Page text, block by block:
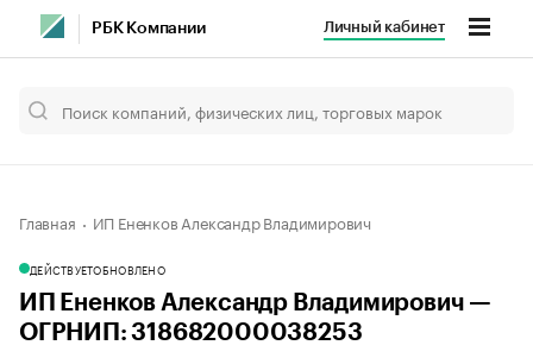
РБК Компании Личный кабинет
Главная ИП Ененков Александр Владимирович
ДЕЙСТВУЕТОБНОВЛЕНО
ИП Ененков Александр Владимирович —
ОГРНИП: 318682000038253